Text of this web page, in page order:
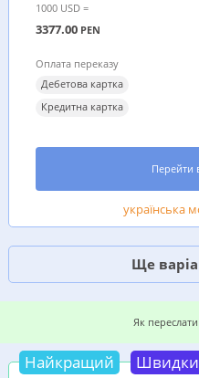
1000 USD =
3377.00 PEN
Оплата переказу
Дебетова картка
Кредитна картка
Перейти
українська
Ще
5 ВИГІДНИХ Як переслати
Найкращий